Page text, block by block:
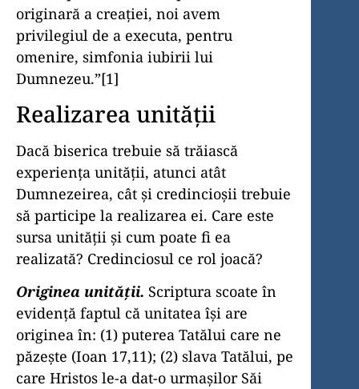
originară a creaţiei, noi avem
privilegiul de a executa, pentru
omenire, simfonia iubirii lui
Dumnezeu.”[1]
Realizarea unităţii
Dacă biserica trebuie să trăiască
experienţa unităţii, atunci atât
Dumnezeirea, cât şi credincioşii trebuie
să participe la realizarea ei. Care este
sursa unităţii şi cum poate fi ea
realizată? Credinciosul ce rol joacă?
Originea unităţii. Scriptura scoate în
evidenţă faptul că unitatea îşi are
originea în: (1) puterea Tatălui care ne
păzeşte (Ioan 17,11); (2) slava Tatălui, pe
care Hristos le-a dat-o urmaşilor Săi